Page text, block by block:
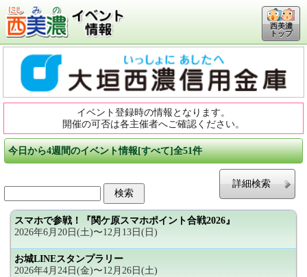
西美濃
トップ
イベント登録時の情報となります。
開催の可否は各主催者へご確認ください。
今日から4週間のイベント情報[すべて]全51件
詳細検索
スマホで参戦！『関ケ原スマホポイント合戦2026』
2026年6月20日(土)〜12月13日(日)
お城LINEスタンプラリー
2026年4月24日(金)〜12月26日(土)